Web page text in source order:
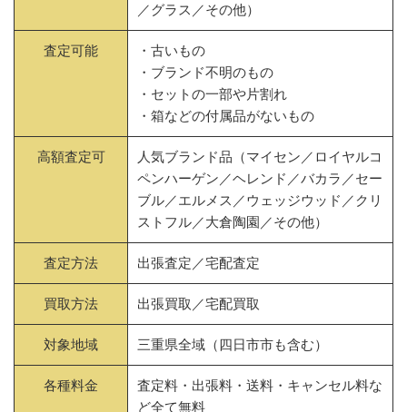
／グラス／その他）
査定可能
・古いもの
・ブランド不明のもの
・セットの一部や片割れ
・箱などの付属品がないもの
高額査定可
人気ブランド品（マイセン／ロイヤルコ
ペンハーゲン／ヘレンド／バカラ／セー
ブル／エルメス／ウェッジウッド／クリ
ストフル／大倉陶園／その他）
査定方法 出張査定／宅配査定
買取方法 出張買取／宅配買取
対象地域 三重県全域（四日市市も含む）
各種料金
査定料・出張料・送料・キャンセル料な
ど全て無料